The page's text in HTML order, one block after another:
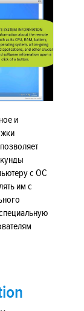
и
с ОС
им с